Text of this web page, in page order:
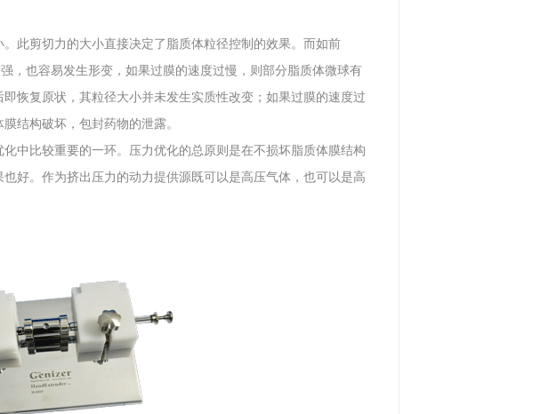
此剪切力的大小直接决定了脂质体粒径控制的效果。而如前
，也容易发生形变，如果过膜的速度过慢，则部分脂质体微球有
恢复原状，其粒径大小并未发生实质性改变；如果过膜的速度过
结构破坏，包封药物的泄露。
中比较重要的一环。压力优化的总原则是在不损坏脂质体膜结构
好。作为挤出压力的动力提供源既可以是高压气体，也可以是高